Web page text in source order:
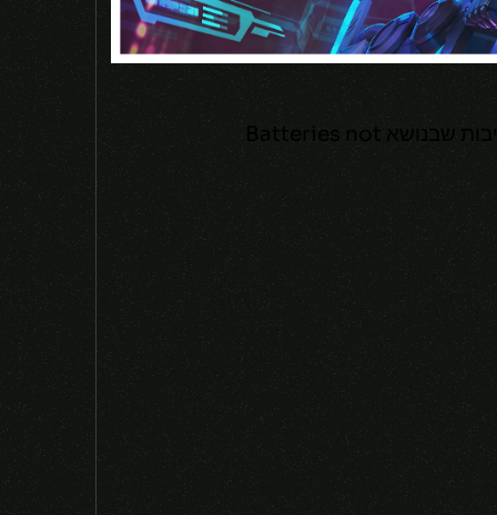
בהמשך לסדרת הכתבות של ה- Snowdown בכתבה זו תוכלו לדעת מה אתם יכולים לקבל מתיבות שבנושא Batteries not